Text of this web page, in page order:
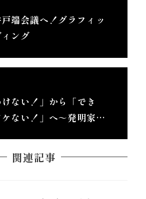
端会議へ！グラフィッ
ング
けない！」から「でき
ケない！」へ～発明家…
関連記事